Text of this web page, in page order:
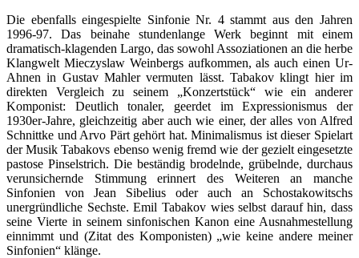
Die ebenfalls eingespielte Sinfonie Nr. 4 stammt aus den Jahren
1996-97. Das beinahe stundenlange Werk beginnt mit einem
dramatisch-klagenden Largo, das sowohl Assoziationen an die herbe
Klangwelt Mieczyslaw Weinbergs aufkommen, als auch einen Ur-
Ahnen in Gustav Mahler vermuten lässt. Tabakov klingt hier im
direkten Vergleich zu seinem „Konzertstück“ wie ein anderer
Komponist: Deutlich tonaler, geerdet im Expressionismus der
1930er-Jahre, gleichzeitig aber auch wie einer, der alles von Alfred
Schnittke und Arvo Pärt gehört hat. Minimalismus ist dieser Spielart
der Musik Tabakovs ebenso wenig fremd wie der gezielt eingesetzte
pastose Pinselstrich. Die beständig brodelnde, grübelnde, durchaus
verunsichernde Stimmung erinnert des Weiteren an manche
Sinfonien von Jean Sibelius oder auch an Schostakowitschs
unergründliche Sechste. Emil Tabakov wies selbst darauf hin, dass
seine Vierte in seinem sinfonischen Kanon eine Ausnahmestellung
einnimmt und (Zitat des Komponisten) „wie keine andere meiner
Sinfonien“ klänge.